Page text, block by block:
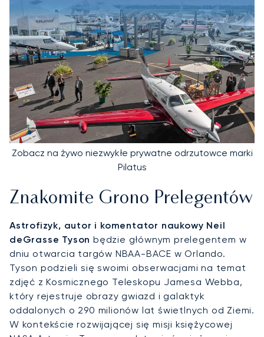
Zobacz na żywo niezwykłe prywatne odrzutowce marki
Pilatus
Znakomite Grono Prelegentów
Astrofizyk, autor i komentator naukowy Neil
deGrasse Tyson będzie głównym prelegentem w
dniu otwarcia targów NBAA-BACE w Orlando.
Tyson podzieli się swoimi obserwacjami na temat
zdjęć z Kosmicznego Teleskopu Jamesa Webba,
który rejestruje obrazy gwiazd i galaktyk
oddalonych o 290 milionów lat świetlnych od Ziemi.
W kontekście rozwijającej się misji księżycowej